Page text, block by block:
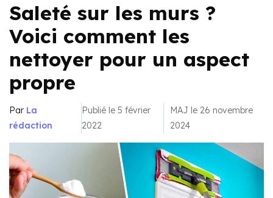
Saleté sur les murs ?
Voici comment les
nettoyer pour un aspect
propre
Par La
rédaction
Publié le 5 février
2022
MAJ le 26 novembre
2024